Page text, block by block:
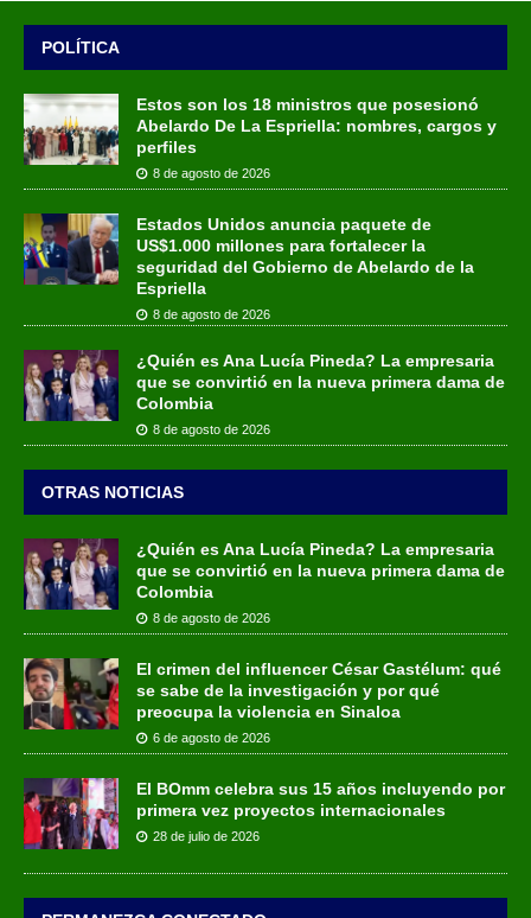
POLÍTICA
Estos son los 18 ministros que posesionó
Abelardo De La Espriella: nombres, cargos y
perfiles
8 de agosto de 2026
Estados Unidos anuncia paquete de
US$1.000 millones para fortalecer la
seguridad del Gobierno de Abelardo de la
Espriella
8 de agosto de 2026
¿Quién es Ana Lucía Pineda? La empresaria
que se convirtió en la nueva primera dama de
Colombia
8 de agosto de 2026
OTRAS NOTICIAS
¿Quién es Ana Lucía Pineda? La empresaria
que se convirtió en la nueva primera dama de
Colombia
8 de agosto de 2026
El crimen del influencer César Gastélum: qué
se sabe de la investigación y por qué
preocupa la violencia en Sinaloa
6 de agosto de 2026
El BOmm celebra sus 15 años incluyendo por
primera vez proyectos internacionales
28 de julio de 2026